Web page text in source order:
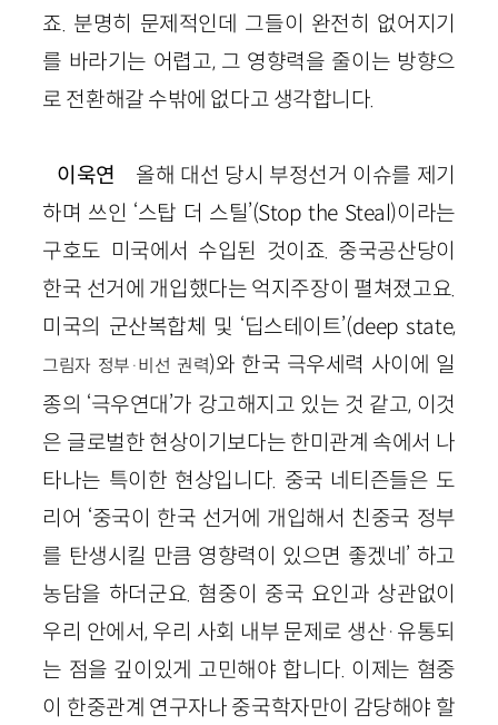
죠. 분명히 문제적인데 그들이 완전히 없어지기
를 바라기는 어렵고, 그 영향력을 줄이는 방향으
로 전환해갈 수밖에 없다고 생각합니다.
이욱연 올해 대선 당시 부정선거 이슈를 제기
하며 쓰인 ‘스탑 더 스틸’(Stop the Steal)이라는
구호도 미국에서 수입된 것이죠. 중국공산당이
한국 선거에 개입했다는 억지주장이 펼쳐졌고요.
미국의 군산복합체 및 ‘딥스테이트’(deep state,
그림자 정부·비선 권력)와 한국 극우세력 사이에 일
종의 ‘극우연대’가 강고해지고 있는 것 같고, 이것
은 글로벌한 현상이기보다는 한미관계 속에서 나
타나는 특이한 현상입니다. 중국 네티즌들은 도
리어 ‘중국이 한국 선거에 개입해서 친중국 정부
를 탄생시킬 만큼 영향력이 있으면 좋겠네’ 하고
농담을 하더군요. 혐중이 중국 요인과 상관없이
우리 안에서, 우리 사회 내부 문제로 생산·유통되
는 점을 깊이있게 고민해야 합니다. 이제는 혐중
이 한중관계 연구자나 중국학자만이 감당해야 할